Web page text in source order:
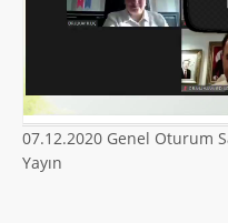
07.12.2020 Genel Oturum
Yayın